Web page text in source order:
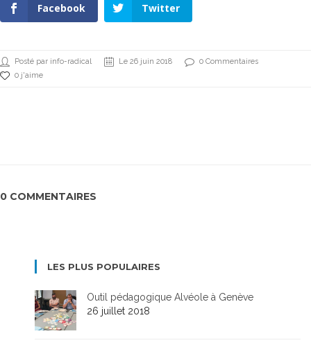
Facebook Twitter
Posté par info-radical Le 26 juin 2018
0 Commentaires
0 j'aime
0 COMMENTAIRES
LES PLUS POPULAIRES
Outil pédagogique Alvéole à Genève
26 juillet 2018